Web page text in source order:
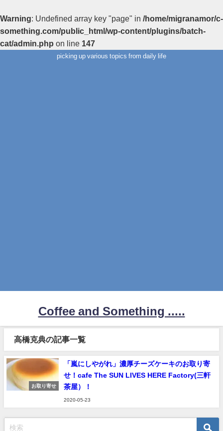
Warning: Undefined array key "page" in /home/migranamor/c-
something.com/public_html/wp-content/plugins/batch-
cat/admin.php on line 147
picking up various topics from daily life
Coffee and Something .....
高橋克典の記事一覧
お取り寄せ
「嵐にしやがれ」濃厚チーズケーキのお取り寄
せ！cafe The SUN LIVES HERE Factory(三軒
茶屋）！
2020-05-23